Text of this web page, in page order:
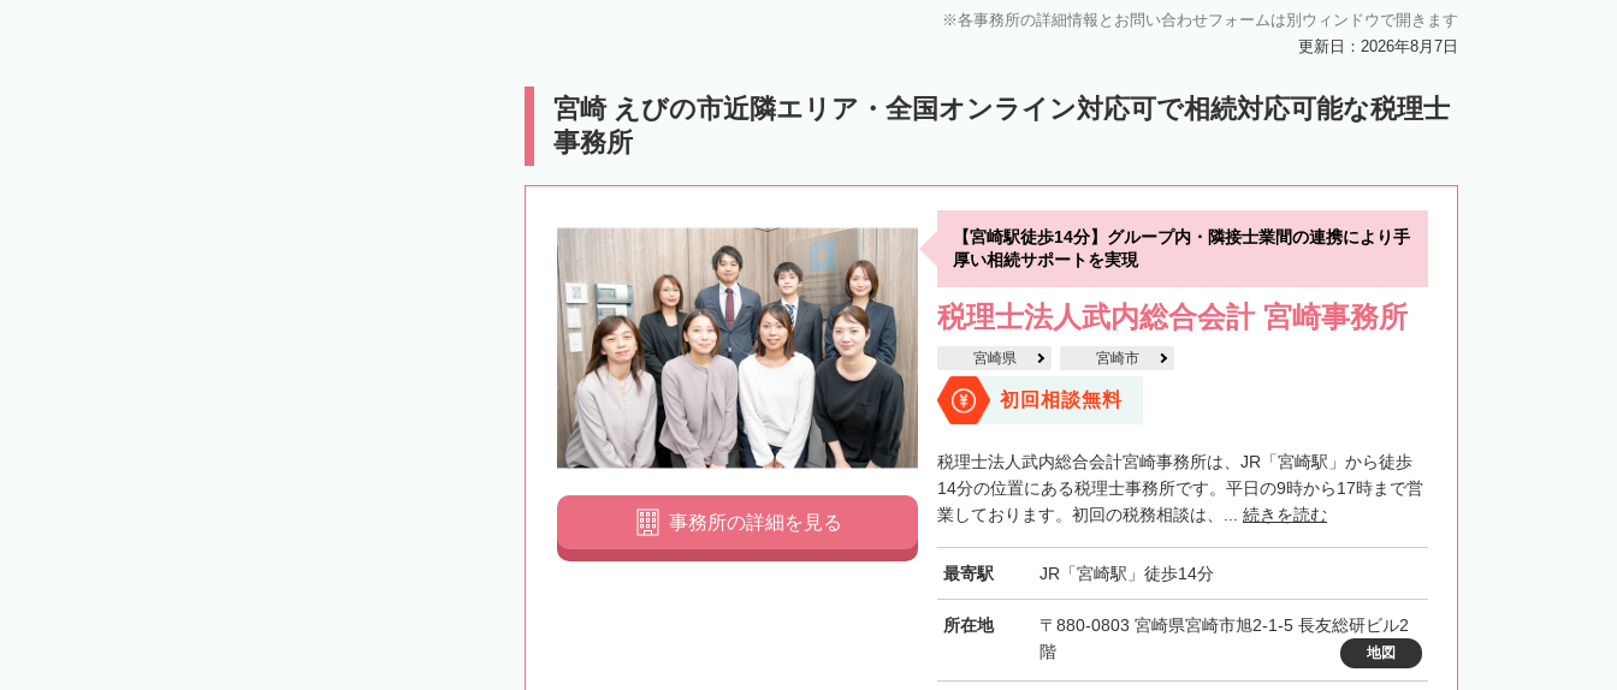
各事務所の詳細情報とお問い合わせフォームは別ウィンドウで開きます
更新日：2026年8月7日
宮崎 えびの市近隣エリア・全国オンライン対応可で相続対応可能な税理士
事務所
【宮崎駅徒歩14分】グループ内・隣接士業間の連携により手
厚い相続サポートを実現
税理士法人武内総合会計 宮崎事務所
宮崎県 宮崎市
初回相談無料
税理士法人武内総合会計宮崎事務所は、JR「宮崎駅」から徒歩
14分の位置にある税理士事務所です。平日の9時から17時まで営
業しております。初回の税務相談は、... 続きを読む
最寄駅 JR「宮崎駅」徒歩14分
所在地
〒880-0803 宮崎県宮崎市旭2-1-5 長友総研ビル2
階
地図
事務所の詳細を見る